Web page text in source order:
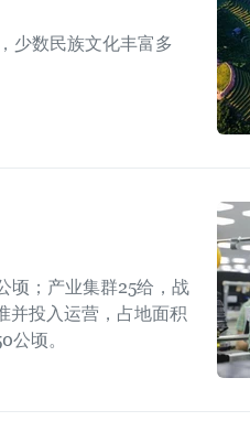
少数民族文化丰富多
顷；产业集群25给，战
并投入运营，占地面积
顷。